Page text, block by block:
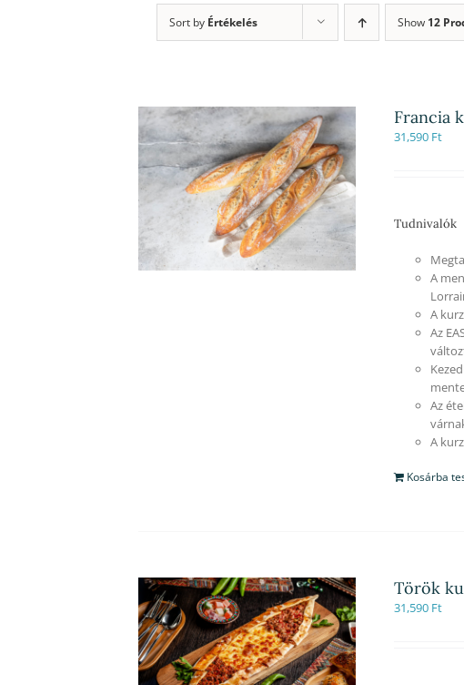
Sort by Értékelés Show 12
Francia
31,590 Ft
Tudnivalók
A
A
Az
Az
A
Kosárba
Török
31,590 Ft